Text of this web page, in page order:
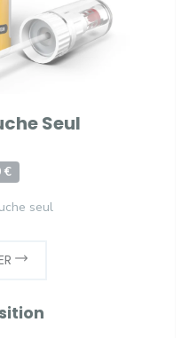
Seul
€
seul